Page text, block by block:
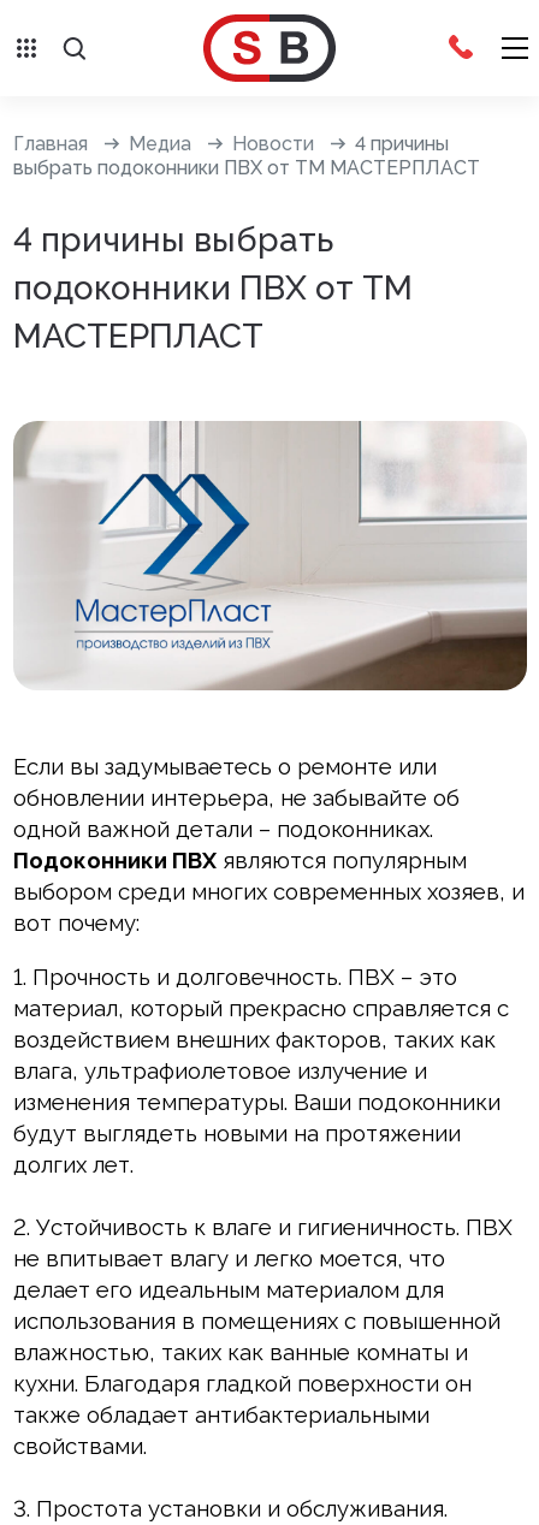
Фасадные панели с фурнитурой
Система крепления фасадов
Водосточные системы
Отливы
Террасная доска
Внутренняя отделка
Вагонка ПВХ
Вагонка потолочная
Листовые панели
Подоконники с комплектующими
Напольные покрытия ПВХ
Напольные покрытия ХДФ
Плинтус напольный с фурнитурой
Подложка
Керамическая плитка
Клей монтажный
Панели МДФ
Сантехника
Главная Медиа Новости
4 причины
выбрать подоконники ПВХ от ТМ МАСТЕРПЛАСТ
4 причины выбрать
подоконники ПВХ от ТМ
МАСТЕРПЛАСТ
Если вы задумываетесь о ремонте или
обновлении интерьера, не забывайте об
одной важной детали – подоконниках.
Подоконники ПВХявляются популярным
выбором среди многих современных хозяев, и
вот почему:
1. Прочность и долговечность. ПВХ – это
материал, который прекрасно справляется с
воздействием внешних факторов, таких как
влага, ультрафиолетовое излучение и
изменения температуры. Ваши подоконники
будут выглядеть новыми на протяжении
долгих лет.
2. Устойчивость к влаге и гигиеничность. ПВХ
не впитывает влагу и легко моется, что
делает его идеальным материалом для
использования в помещениях с повышенной
влажностью, таких как ванные комнаты и
кухни. Благодаря гладкой поверхности он
также обладает антибактериальными
свойствами.
3. Простота установки и обслуживания.